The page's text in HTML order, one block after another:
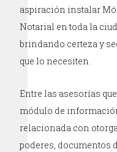
aspiración instalar
Notarial en toda la
brindando certeza y
que lo necesiten.
Entre las asesorías
módulo de
relacionada con
poderes, documentos